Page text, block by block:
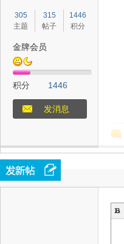
305
主题
315
帖子
1446
积分
金牌会员
积分 1446
发消息